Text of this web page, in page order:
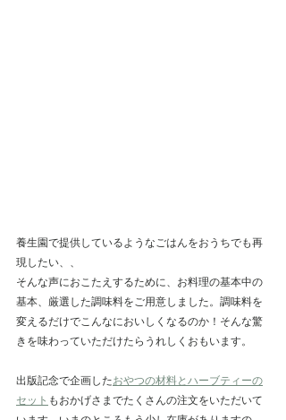
養生園で提供しているようなごはんをおうちでも再
現したい、、
そんな声におこたえするために、お料理の基本中の
基本、厳選した調味料をご用意しました。調味料を
変えるだけでこんなにおいしくなるのか！そんな驚
きを味わっていただけたらうれしくおもいます。
出版記念で企画したおやつの材料とハーブティーの
セット もおかげさまでたくさんの注文をいただいて